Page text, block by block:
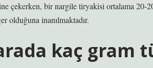
çekerken, bir nargile tiryakisi ortalama 20-
olduğuna inanılmaktadır.
kaç gram